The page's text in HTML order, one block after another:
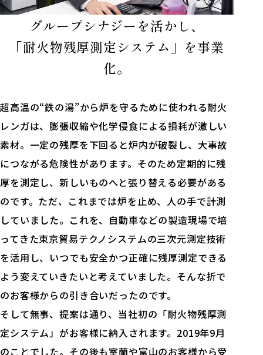
グループシナジーを活かし、
「耐火物残厚測定システム」を事業
化。
超高温の“鉄の湯”から炉を守るために使われる耐火
レンガは、膨張収縮や化学侵食による損耗が激しい
素材。一定の残厚を下回ると炉内が破裂し、大事故
につながる危険性があります。そのため定期的に残
厚を測定し、新しいものへと張り替える必要がある
のです。ただ、これまでは炉を止め、人の手で計測
していました。これを、自動車などの製造現場で培
ってきた東京貿易テクノシステムの三次元測定技術
を活用し、いつでも安全かつ正確に残厚測定できる
よう変えていきたいと考えていました。そんな折で
のお客様からの引き合いだったのです。
そして無事、提案は通り、当社初の「耐火物残厚測
定システム」がお客様に納入されます。2019年9月
のことでした。その後も室蘭や富山のお客様から受